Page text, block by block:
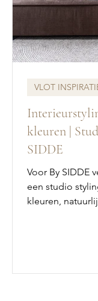
kleuren |
SIDDE
Voor By SIDDE
een studio
kleuren,
VLOT